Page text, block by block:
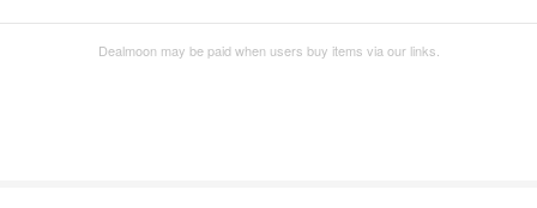
Dealmoon may be paid when users buy items via our links.